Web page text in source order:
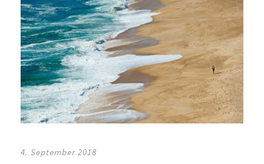
4. September 2018